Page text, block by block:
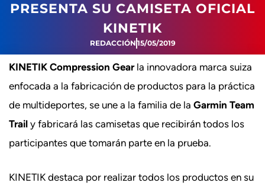
PRESENTA SU CAMISETA OFICIAL
KINETIK
REDACCIÓN 15/05/2019
KINETIK Compression Gearla innovadora marca suiza
enfocada a la fabricación de productos para la práctica
de multideportes, se une a la familia de la Garmin Team
Trail y fabricará las camisetas que recibirán todos los
participantes que tomarán parte en la prueba.
KINETIK destaca por realizar todos los productos en su